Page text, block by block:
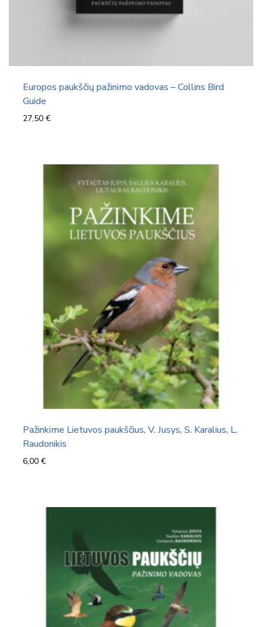
Europos paukščių pažinimo vadovas – Collins Bird
Guide
27,50 €
Pažinkime Lietuvos paukščius, V. Jusys, S. Karalius, L.
Raudonikis
6,00 €